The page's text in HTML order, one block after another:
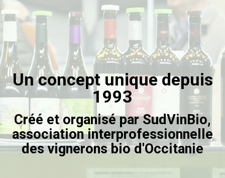
Un concept unique depuis
1993
Créé et organisé par SudVinBio,
association interprofessionnelle
des vignerons bio d'Occitanie